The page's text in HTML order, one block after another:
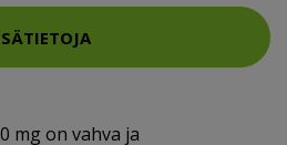
mg on vahva ja